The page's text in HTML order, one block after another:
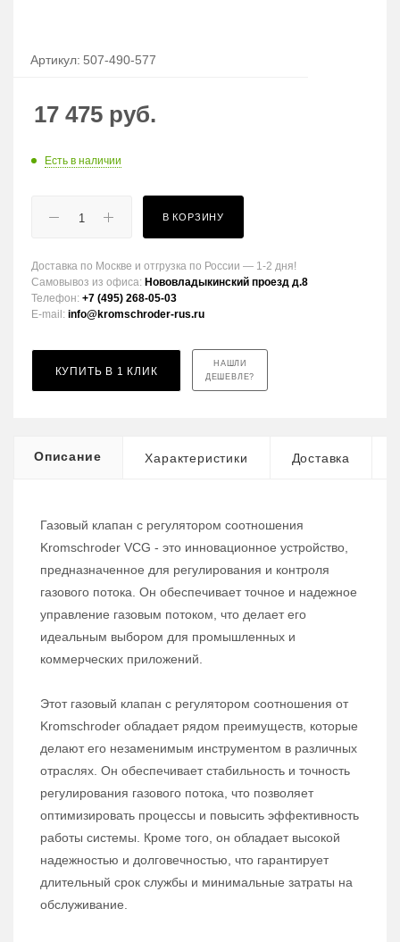
Артикул: 507-490-577
17 475 руб.
Есть в наличии
В КОРЗИНУ
Доставка по Москве и отгрузка по России — 1-2 дня!
Самовывоз из офиса: Нововладыкинский проезд д.8
Телефон: +7 (495) 268-05-03
E-mail: info@kromschroder-rus.ru
КУПИТЬ В 1 КЛИК
НАШЛИ
ДЕШЕВЛЕ?
Описание Характеристики Доставка
Газовый клапан с регулятором соотношения
Kromschroder VCG - это инновационное устройство,
предназначенное для регулирования и контроля
газового потока. Он обеспечивает точное и надежное
управление газовым потоком, что делает его
идеальным выбором для промышленных и
коммерческих приложений.
Этот газовый клапан с регулятором соотношения от
Kromschroder обладает рядом преимуществ, которые
делают его незаменимым инструментом в различных
отраслях. Он обеспечивает стабильность и точность
регулирования газового потока, что позволяет
оптимизировать процессы и повысить эффективность
работы системы. Кроме того, он обладает высокой
надежностью и долговечностью, что гарантирует
длительный срок службы и минимальные затраты на
обслуживание.